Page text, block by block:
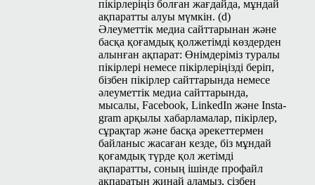
пікірлеріңіз болған жағдайда, мұндай
ақпаратты алуы мүмкін. (d)
Әлеуметтік медиа сайттарынан және
басқа қоғамдық қолжетімді көздерден
алынған ақпарат: Өнімдеріміз туралы
пікірлері немесе пікірлеріңізді беріп,
бізбен пікірлер сайттарында немесе
әлеуметтік медиа сайттарында,
мысалы, Face­book, LinkedIn және Insta­
gram арқылы хабарламалар, пікірлер,
сұрақтар және басқа әрекеттермен
байланыс жасаған кезде, біз мұндай
қоғамдық түрде қол жетімді
ақпаратты, соның ішінде профайл
ақпаратын жинай аламыз, сізбен